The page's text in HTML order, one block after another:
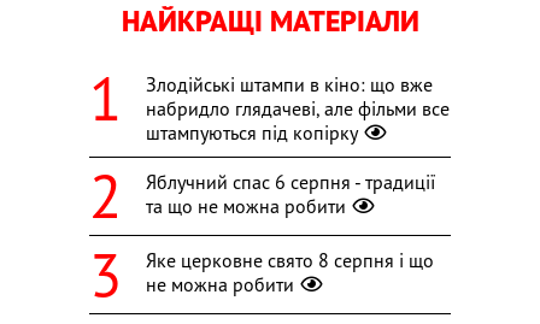
НАЙКРАЩІ МАТЕРІАЛИ
Злодійські штампи в кіно: що вже
набридло глядачеві, але фільми все
штампуються під копірку
Яблучний спас 6 серпня - традиції
та що не можна робити
Яке церковне свято 8 серпня і що
не можна робити